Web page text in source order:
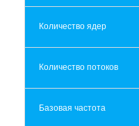
Количество ядер
Количество потоков
Базовая частота